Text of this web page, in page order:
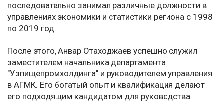
последовательно занимал различные должности в
управлениях экономики и статистики региона с 1998
по 2019 год.
После этого, Анвар Отаходжаев успешно служил
заместителем начальника департамента
"Узпищепромхолдинга" и руководителем управления
в АГМК. Его богатый опыт и квалификация делают
его подходящим кандидатом для руководства